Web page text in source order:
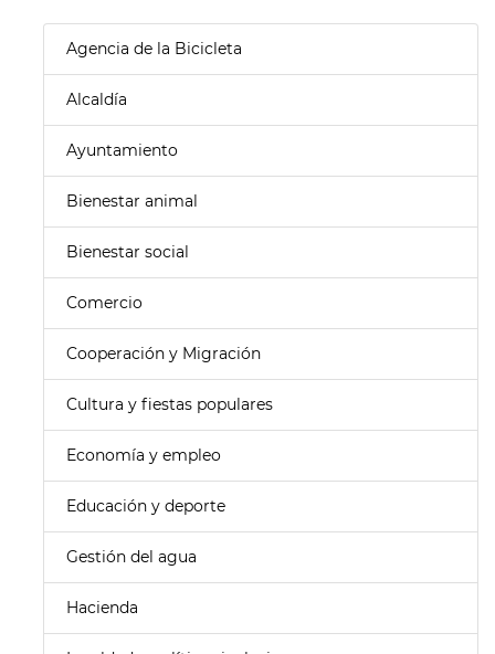
Agencia de la Bicicleta
Alcaldía
Ayuntamiento
Bienestar animal
Bienestar social
Comercio
Cooperación y Migración
Cultura y fiestas populares
Economía y empleo
Educación y deporte
Gestión del agua
Hacienda